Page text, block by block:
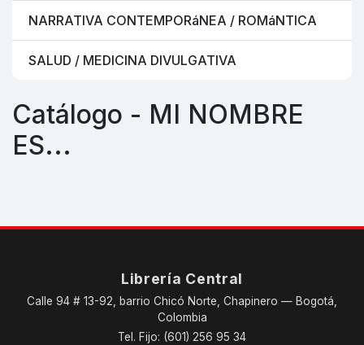
NARRATIVA CONTEMPORáNEA / ROMáNTICA
SALUD / MEDICINA DIVULGATIVA
Catálogo - MI NOMBRE
ES...
Librería Central
Calle 94 # 13-92, barrio Chicó Norte, Chapinero — Bogotá,
Colombia
Tel. Fijo: (601) 256 95 34